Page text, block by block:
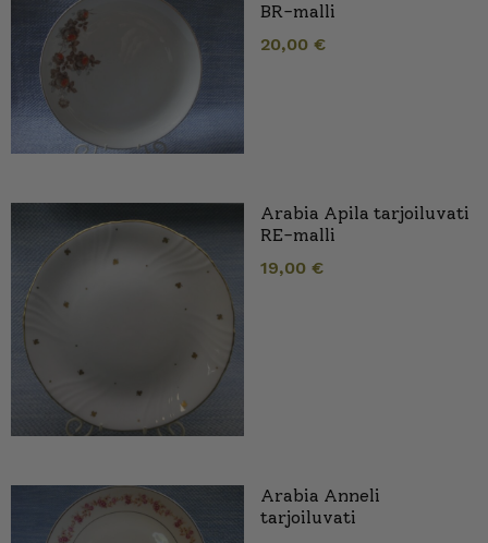
BR-malli
20,00 €
Arabia Apila tarjoiluvati
RE-malli
19,00 €
Arabia Anneli
tarjoiluvati